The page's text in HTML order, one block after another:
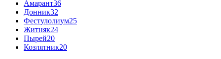
Амарант36
Донник32
Фестулолиум25
Житняк24
Пырей20
Козлятник20